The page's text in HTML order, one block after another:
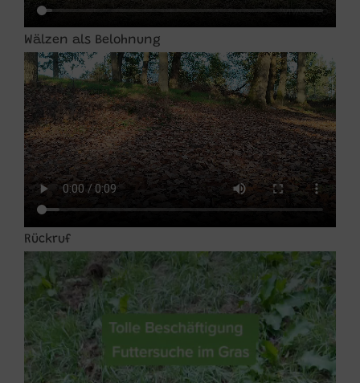
Wälzen als Belohnung
Rückruf